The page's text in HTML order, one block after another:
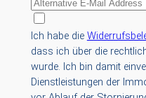
Ich habe die
dass ich über die
wurde. Ich bin damit
Dienstleistungen der